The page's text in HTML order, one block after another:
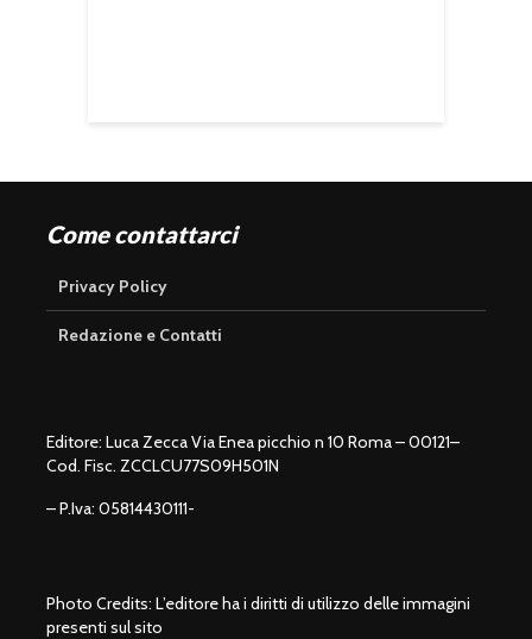
Come contattarci
Privacy Policy
Redazione e Contatti
Editore: Luca Zecca Via Enea picchio n 10 Roma – 00121–
Cod. Fisc. ZCCLCU77S09H501N
– P.Iva: 05814430111-
Photo Credits: L’editore ha i diritti di utilizzo delle immagini
presenti sul sito